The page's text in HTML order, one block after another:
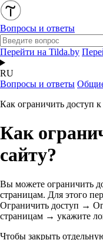
Вопросы и ответы
Перейти на Tilda.by
RU
Вопросы и ответы
Как ограничить доступ к
Как
сайту?
Вы можете ограничить
страницам. Для этого
Ограничить доступ →
страницам → укажите
Чтобы закрыть